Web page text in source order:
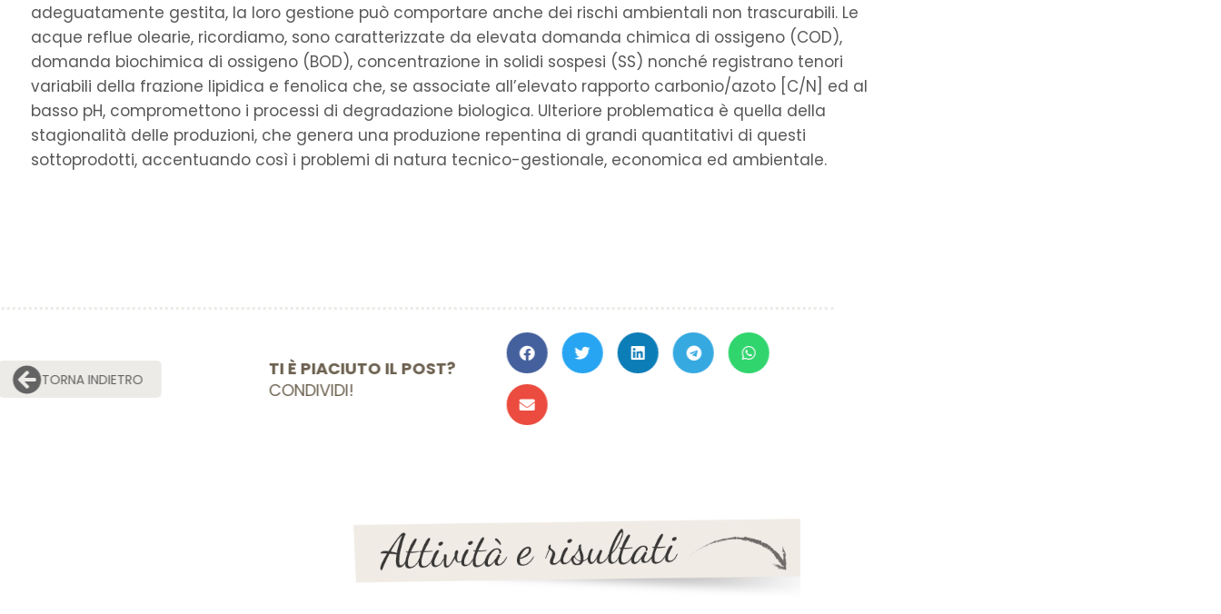
adeguatamente gestita, la loro gestione può comportare anche dei rischi ambientali non trascurabili. Le
acque reflue olearie, ricordiamo, sono caratterizzate da elevata domanda chimica di ossigeno (COD),
domanda biochimica di ossigeno (BOD), concentrazione in solidi sospesi (SS) nonché registrano tenori
variabili della frazione lipidica e fenolica che, se associate all’elevato rapporto carbonio/azoto [C/N] ed al
basso pH, compromettono i processi di degradazione biologica. Ulteriore problematica è quella della
stagionalità delle produzioni, che genera una produzione repentina di grandi quantitativi di questi
sottoprodotti, accentuando così i problemi di natura tecnico-gestionale, economica ed ambientale.
TORNA INDIETRO
TI È PIACIUTO IL POST?
CONDIVIDI!